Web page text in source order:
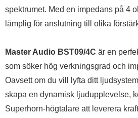
spektrumet. Med en impedans på 4
lämplig för anslutning till olika
Master Audio BST09/4C är en
som söker hög verkningsgrad och
Oavsett om du vill lyfta ditt
skapa en dynamisk ljudupplevelse,
Superhorn-högtalare att leverera